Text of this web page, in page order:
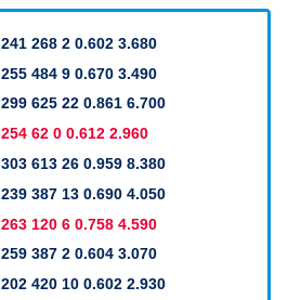
268 2 0.602 3.680
484 9 0.670 3.490
625 22 0.861 6.700
62 0 0.612 2.960
613 26 0.959 8.380
387 13 0.690 4.050
120 6 0.758 4.590
387 2 0.604 3.070
420 10 0.602 2.930